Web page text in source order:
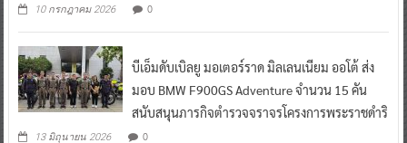
10 กรกฎาคม 2026 0
บีเอ็มดับเบิลยู มอเตอร์ราด มิลเลนเนียม ออโต้ ส่ง
มอบ BMW F900GS Adventure จำนวน 15 คัน
สนับสนุนภารกิจตำรวจจราจรโครงการพระราชดำริ
13 มิถุนายน 2026 0